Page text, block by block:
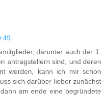
darunter auch der 1.
antragstellern sind, und deren
werden, kann ich mir schon
sich darüber lieber zunächst
am ende eine begründete